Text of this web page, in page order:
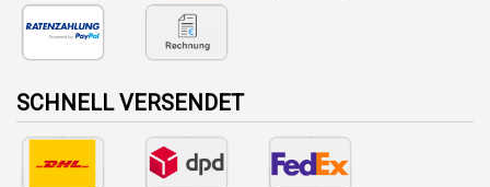
SCHNELL VERSENDET